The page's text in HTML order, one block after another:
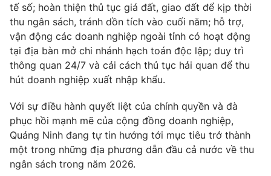
Emagazine Podcast
Photo Infographic
Video Shorts video
VTV Money VTV Thể thao
VTV Sức khoẻ Bất động sản
tế số; hoàn thiện thủ tục giá đất, giao đất để kịp thời
thu ngân sách, tránh dồn tích vào cuối năm; hỗ trợ,
vận động các doanh nghiệp ngoài tỉnh có hoạt động
tại địa bàn mở chi nhánh hạch toán độc lập; duy trì
thông quan 24/7 và cải cách thủ tục hải quan để thu
hút doanh nghiệp xuất nhập khẩu.
Với sự điều hành quyết liệt của chính quyền và đà
phục hồi mạnh mẽ của cộng đồng doanh nghiệp,
Quảng Ninh đang tự tin hướng tới mục tiêu trở thành
một trong những địa phương dẫn đầu cả nước về thu
ngân sách trong năm 2026.